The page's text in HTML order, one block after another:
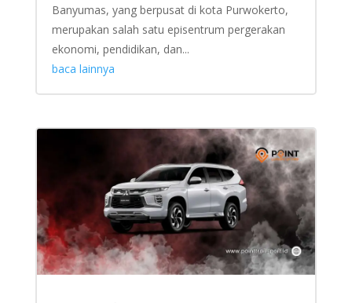
Banyumas, yang berpusat di kota Purwokerto,
merupakan salah satu episentrum pergerakan
ekonomi, pendidikan, dan...
baca lainnya